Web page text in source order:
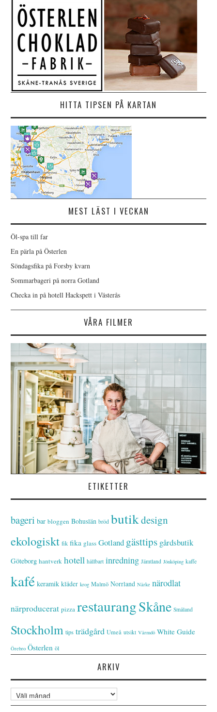
HITTA TIPSEN PÅ KARTAN
MEST LÄST I VECKAN
Öl-spa till far
En pärla på Österlen
Söndagsfika på Forsby kvarn
Sommarbageri på norra Gotland
Checka in på hotell Hackspett i Västerås
VÅRA FILMER
ETIKETTER
bageri bar bloggen Bohuslän bröd butikdesign
ekologiskt fik fika glass Gotland gästtips gårdsbutik
Göteborg hantverk hotell hållbart inredning Jämtland Jönköping kaffe
kafé keramik kläder krog Malmö Norrland Närke närodlat
närproducerat pizza restaurangSkåne Småland
Stockholm tips trädgård Umeå utsikt Värmdö White Guide
Örebro Österlen öl
ARKIV
Arkiv